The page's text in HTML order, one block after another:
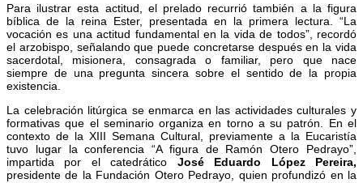
Para ilustrar esta actitud, el prelado recurrió también a la figura
bíblica de la reina Ester, presentada en la primera lectura. “La
vocación es una actitud fundamental en la vida de todos”, recordó
el arzobispo, señalando que puede concretarse después en la vida
sacerdotal, misionera, consagrada o familiar, pero que nace
siempre de una pregunta sincera sobre el sentido de la propia
existencia.
La celebración litúrgica se enmarca en las actividades culturales y
formativas que el seminario organiza en torno a su patrón. En el
contexto de la XIII Semana Cultural, previamente a la Eucaristía
tuvo lugar la conferencia “A figura de Ramón Otero Pedrayo”,
impartida por el catedrático José Eduardo López Pereira,
presidente de la Fundación Otero Pedrayo, quien profundizó en la